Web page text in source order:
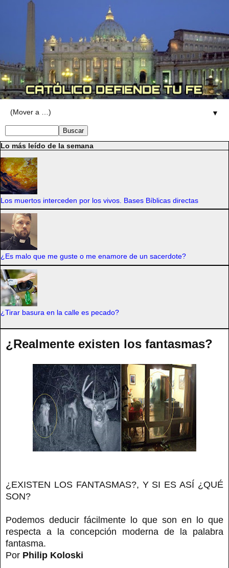
▼
Lo más leído de la semana
Los muertos interceden por los vivos. Bases Bíblicas directas
¿Es malo que me guste o me enamore de un sacerdote?
¿Tirar basura en la calle es pecado?
¿Realmente existen los fantasmas?
¿EXISTEN LOS FANTASMAS?, Y SI ES ASÍ ¿QUÉ
SON?
Podemos deducir fácilmente lo que son en lo que
respecta a la concepción moderna de la palabra
fantasma.
Por Philip Koloski